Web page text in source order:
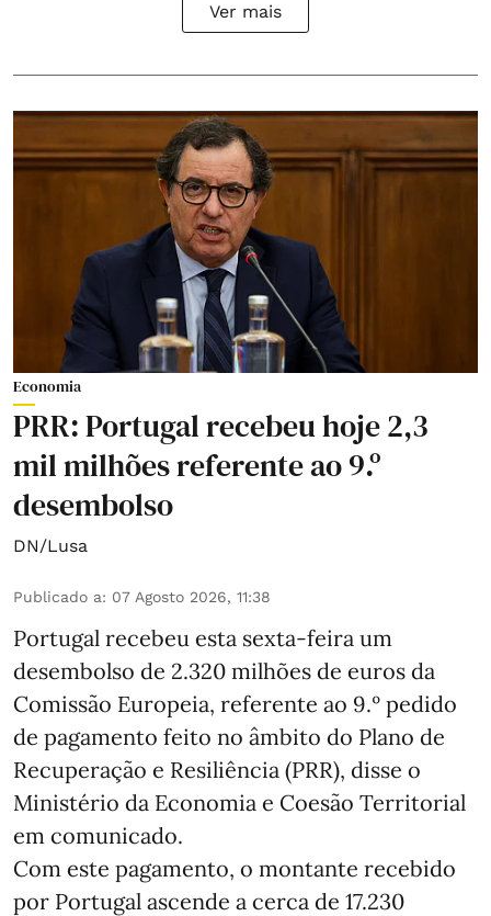
Ver mais
Economia
PRR: Portugal recebeu hoje 2,3
mil milhões referente ao 9.º
desembolso
DN/Lusa
Publicado a: 07 Agosto 2026, 11:38
Portugal recebeu esta sexta-feira um
desembolso de 2.320 milhões de euros da
Comissão Europeia, referente ao 9.º pedido
de pagamento feito no âmbito do Plano de
Recuperação e Resiliência (PRR), disse o
Ministério da Economia e Coesão Territorial
em comunicado.
Com este pagamento, o montante recebido
por Portugal ascende a cerca de 17.230